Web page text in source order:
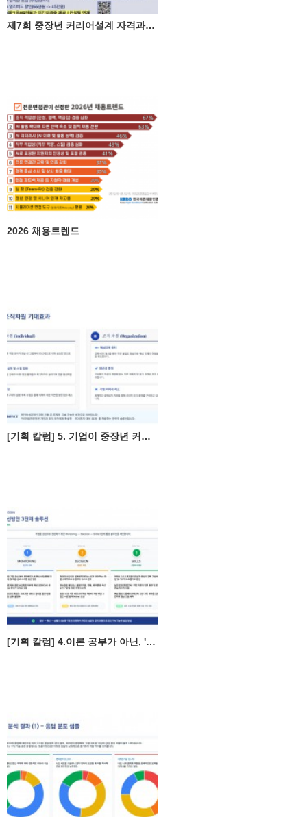
제7회 중장년 커리어설계 자격과정(2월 7일)
2026 채용트렌드
[기획 칼럼] 5. 기업이 중장년 커리어 설계를 지원해야 하는 명확한 이유(ROI)
[기획 칼럼] 4.이론 공부가 아닌, '이력서 3.0' 및 포트폴리오 작성 전략